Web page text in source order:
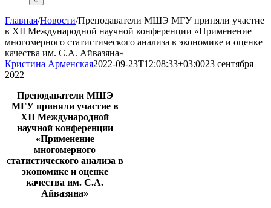
Главная/Новости/Преподаватели МШЭ МГУ приняли участие
в XII Международной научной конференции «Применение
многомерного статистического анализа в экономике и оценке
качества им. С.А. Айвазяна»
Кристина Арменская2022-09-23T12:08:33+03:0023 сентября
2022|
Преподаватели МШЭ
МГУ приняли участие в
XII Международной
научной конференции
«Применение
многомерного
статистического анализа в
экономике и оценке
качества им. С.А.
Айвазяна»